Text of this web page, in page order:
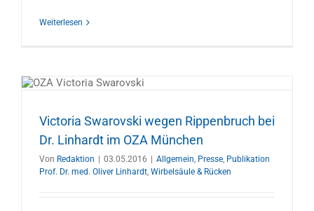
Weiterlesen
Victoria Swarovski wegen Rippenbruch bei
Dr. Linhardt im OZA München
Von Redaktion 03.05.2016 Allgemein, Presse, Publikation
Prof. Dr. med. Oliver Linhardt, Wirbelsäule & Rücken